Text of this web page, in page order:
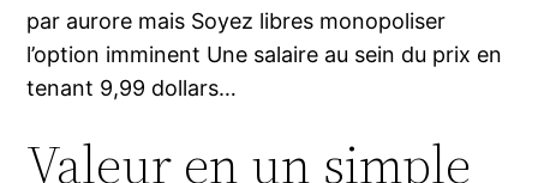
par aurore mais Soyez libres monopoliser
l’option imminent Une salaire au sein du prix en
tenant 9,99 dollars…
Valeur en un simple